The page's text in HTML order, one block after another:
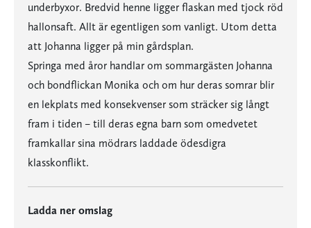
underbyxor. Bredvid henne ligger flaskan med tjock röd
hallonsaft. Allt är egentligen som vanligt. Utom detta
att Johanna ligger på min gårdsplan.
Springa med åror handlar om sommargästen Johanna
och bondflickan Monika och om hur deras somrar blir
en lekplats med konsekvenser som sträcker sig långt
fram i tiden – till deras egna barn som omedvetet
framkallar sina mödrars laddade ödesdigra
klasskonflikt.
Ladda ner omslag